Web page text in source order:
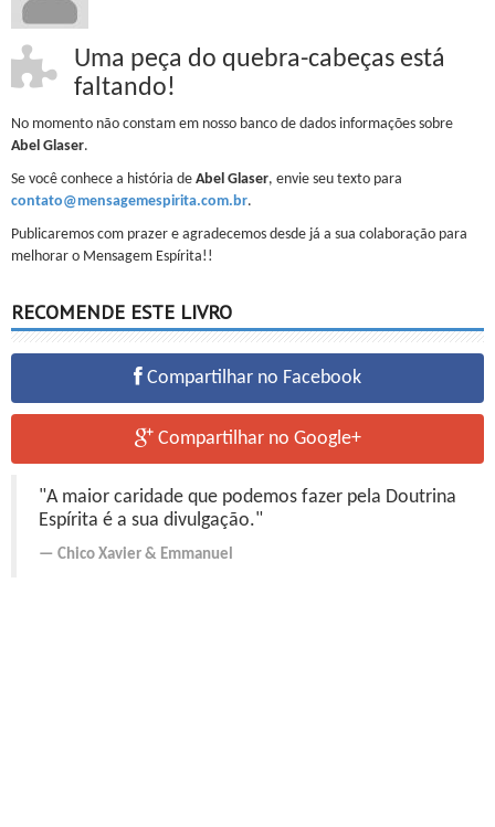
Uma peça do quebra-cabeças está
faltando!
No momento não constam em nosso banco de dados informações sobre
Abel Glaser.
Se você conhece a história de Abel Glaser, envie seu texto para
contato@mensagemespirita.com.br.
Publicaremos com prazer e agradecemos desde já a sua colaboração para
melhorar o Mensagem Espírita!!
RECOMENDE ESTE LIVRO
Compartilhar no Facebook
Compartilhar no Google+
"A maior caridade que podemos fazer pela Doutrina
Espírita é a sua divulgação."
Chico Xavier & Emmanuel